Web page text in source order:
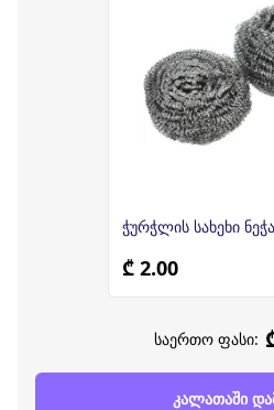
ჭურჭლის სახეხი
₾ 2.00
საერთო ფასი:
კალათაში